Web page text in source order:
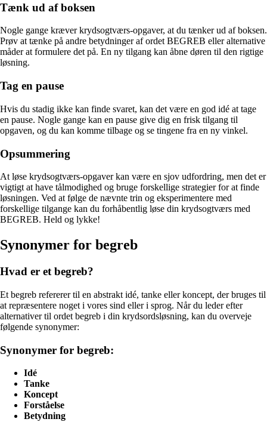
Tænk ud af boksen
Nogle gange kræver krydsogtværs-opgaver, at du tænker ud af boksen.
Prøv at tænke på andre betydninger af ordet BEGREB eller alternative
måder at formulere det på. En ny tilgang kan åbne døren til den rigtige
løsning.
Tag en pause
Hvis du stadig ikke kan finde svaret, kan det være en god idé at tage
en pause. Nogle gange kan en pause give dig en frisk tilgang til
opgaven, og du kan komme tilbage og se tingene fra en ny vinkel.
Opsummering
At løse krydsogtværs-opgaver kan være en sjov udfordring, men det er
vigtigt at have tålmodighed og bruge forskellige strategier for at finde
løsningen. Ved at følge de nævnte trin og eksperimentere med
forskellige tilgange kan du forhåbentlig løse din krydsogtværs med
BEGREB. Held og lykke!
Synonymer for begreb
Hvad er et begreb?
Et begreb refererer til en abstrakt idé, tanke eller koncept, der bruges til
at repræsentere noget i vores sind eller i sprog. Når du leder efter
alternativer til ordet begreb i din krydsordsløsning, kan du overveje
følgende synonymer:
Synonymer for begreb:
Idé
Tanke
Koncept
Forståelse
Betydning